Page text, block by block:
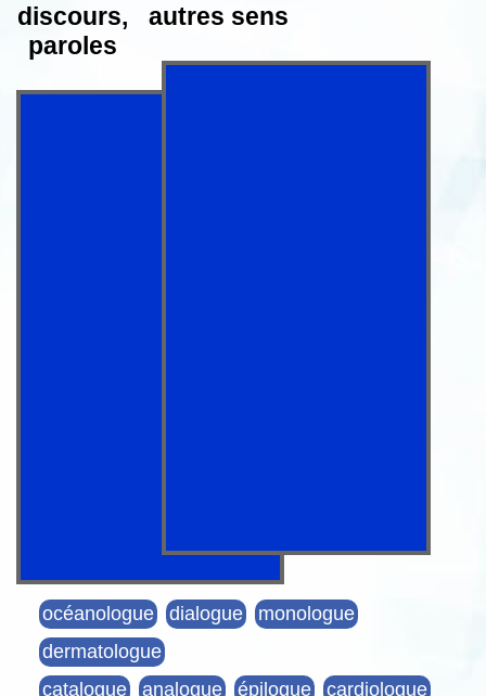
discours,
paroles
autres sens
océanologue dialogue
monologue
dermatologue
catalogue
analogue épilogue cardiologue